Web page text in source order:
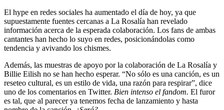
El hype en redes sociales ha aumentado el día de hoy, ya que
supuestamente fuentes cercanas a La Rosalía han revelado
información acerca de la esperada colaboración. Los fans de ambas
cantantes han hecho lo suyo en redes, posicionándolas como
tendencia y avivando los chismes.
Además, las muestras de apoyo por la colaboración de La Rosalía y
Billie Eilish no se han hecho esperar. “No sólo es una canción, es un
reseteo cultural, es un estilo de vida, una razón para respirar”, dice
uno de los comentarios en Twitter. Bien intenso el fandom. El furor
es tal, que al parecer ya tenemos fecha de lanzamiento y hasta